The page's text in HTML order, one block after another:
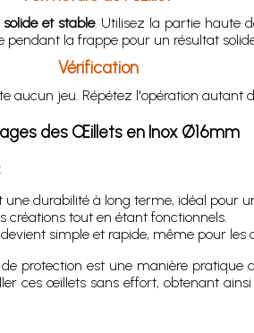
et stable. Utilisez la partie haute
la frappe pour un résultat
Vérification
jeu. Répétez l'opération autant
des Œillets en Inox Ø16mm
durabilité à long terme, idéal pour
tout en étant fonctionnels.
simple et rapide, même pour les
protection est une manière pratique
ces œillets sans effort, obtenant